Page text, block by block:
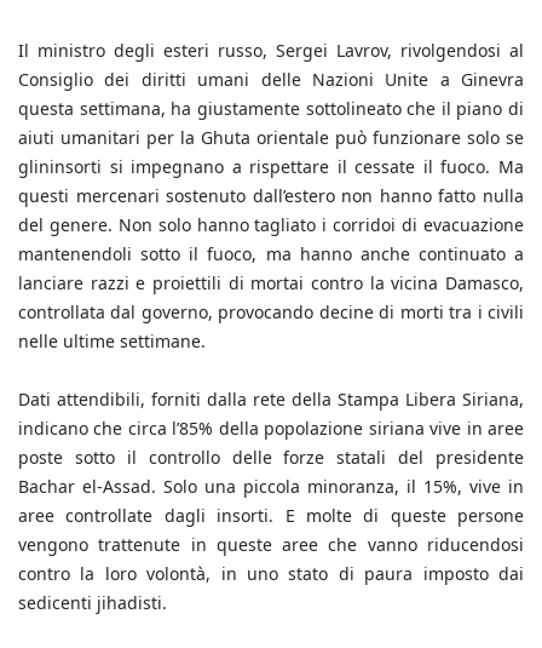
Il ministro degli esteri russo, Sergei Lavrov, rivolgendosi al
Consiglio dei diritti umani delle Nazioni Unite a Ginevra
questa settimana, ha giustamente sottolineato che il piano di
aiuti umanitari per la Ghuta orientale può funzionare solo se
glininsorti si impegnano a rispettare il cessate il fuoco. Ma
questi mercenari sostenuto dall’estero non hanno fatto nulla
del genere. Non solo hanno tagliato i corridoi di evacuazione
mantenendoli sotto il fuoco, ma hanno anche continuato a
lanciare razzi e proiettili di mortai contro la vicina Damasco,
controllata dal governo, provocando decine di morti tra i civili
nelle ultime settimane.
Dati attendibili, forniti dalla rete della Stampa Libera Siriana,
indicano che circa l’85% della popolazione siriana vive in aree
poste sotto il controllo delle forze statali del presidente
Bachar el-Assad. Solo una piccola minoranza, il 15%, vive in
aree controllate dagli insorti. E molte di queste persone
vengono trattenute in queste aree che vanno riducendosi
contro la loro volontà, in uno stato di paura imposto dai
sedicenti jihadisti.